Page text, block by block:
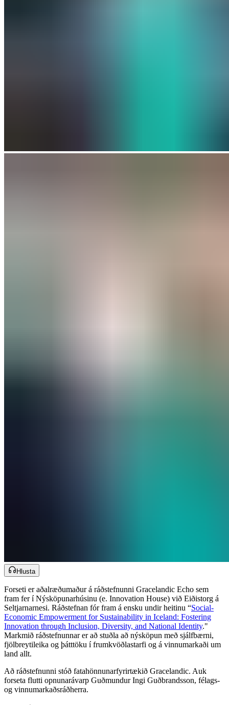
Hlusta
Forseti er aðalræðumaður á ráðstefnunni Gracelandic Echo sem
fram fer í Nýsköpunarhúsinu (e. Innovation House) við Eiðistorg á
Seltjarnarnesi. Ráðstefnan fór fram á ensku undir heitinu “​​​​‌ ‍ ​‍​‍‌‍ ‌ ​‍‌‍‍‌‌‍‌ ‌‍‍‌‌‍ ‍​‍​‍​ ‍‍​‍​‍‌ ​ ‌‍​‌‌‍ ‍‌‍‍‌‌ ‌​‌ ‍‌​‍ ‍‌‍‍‌‌‍ ​‍​‍​‍ ​​‍​‍‌‍‍​‌ ​‍‌‍‌‌‌‍‌‍​‍​‍​ ‍‍​‍​‍‌‍‍​‌ ‌​‌ ‌​‌ ​​‌ ​ ​‍ ​‍ ‌‍‌‍‌‍ ‌ ​‍‌ ​ ‌‍‌‌‌ ‌​‌‍‍‌​‍ ‌‌‍‍‌‌ ​ ‌‍ ​‌‍​‌‌‍ ‍‌‍‌​‌ ​ ​‍ ‍‌ ‌‍‌‍‌‌‌ ​‍‌‍​ ‌‍‌‌‌‍ ​​‍ ‍‌‍​‌‌ ​​‌ ​​​‍ ‌ ​ ‌ ‌​‌ ‌‌‌‍‌​‌‍‍‌‌‍ ​‍ ‌‍‍‌‌‍ ‍‌ ‌​‌‍‌‌‌‍ ‍‌ ‌​​‍ ‌‍‌‌‌‍‌​‌‍‍‌‌ ‌​​‍ ‌‍ ‌‌‍ ‌‍‌​‌‍‌‌​ ‌‌ ​​‌ ​‍‌‍‌‌‌ ​ ‌‍‌‌‌‍ ‍‌ ‌​‌‍​‌‌ ‌​‌‍‍‌‌‍ ‌‍ ‍​ ‍ ‌‍‍‌‌‍‌​​ ‌‌ ‌​‌​ ​‌ ​‌‌​ ‌‌​ ​ ‌ ‌‍ ‌‍‍‌‌‍ ​‌‌‍‌‌ ‍‌‌ ‍‍‌‍‌​‌ ‍‌‌‌​ ‌ ‌ ​ ‌‌‌‍‍‌‌‌‍‌‌‍‍‌‌‍​‌‌‍ ‍​ ‍ ‌ ‌​‌ ‍‌‌ ​​‌‍‌‌​ ‌‌‍ ‍‌‍‌‌‌ ‌ ‌ ​ ​ ‍ ‌ ​​‌‍​‌‌ ‌​‌‍‍​​ ‌‌ ​​‌‍​‌‌‍‌ ‌‍‌‌‌​​‍‌ ‌‌‌‍‍‌‌‍ ​‌‍‌​‌‍‌‌‌ ​‍​‍‌‌​ ‌‌‌​​‍‌‌ ‌‍‍ ‌‍‌‌‌ ‍‌​‍‌‌​ ​ ‌​‌​​‍‌‌​ ​ ‌​‌​​‍‌‌​ ​‍​ ​‍‌ ​‍‌‍‍‌‌‍​ ‌‍‍​‌ ‌​‌‍‌‌‌ ‍​‌ ‌​​‍ ‌‌ ‌ ​ ​‍‌ ‌​​ ​​‌ ‌ ​ ‌‌‌‍‍‍‌ ‍​​ ‌​​‍‌‌​ ​‍​ ​‍​‍‌‌​ ‌‌‌​‌​​‍ ‍‌‍​ ‌‍ ‌‍ ‍‌ ‌​‌‍‌‌‌‍ ‍‌ ‌​​‍‌‌​ ‌‌‌​​‍‌‌ ‌‍‍ ‌‍‌‌‌ ‍‌​‍‌‌​ ​ ‌​‌​​‍‌‌​ ​ ‌​‌​​‍‌‌​ ​‍​ ​‍​ ​​​ ‌‌‌‍‌‍​ ​‌‌‍​‍‌‍​‍​ ‍‌​ ‌‍​ ​‍‌‍​‍​ ‌‍​ ‍‌​‍‌‌​ ​‍​ ​‍​‍‌‌​ ‌‌‌​‌​​‍ ‍‌‍​ ‌‍‍​‌‍‍‌‌‍ ​‌‍‌​‌ ​‍‌‍‌‌‌‍ ‍​‍‌‌​ ‌‌‌​​‍‌‌ ‌‍‍ ‌‍‌‌‌ ‍‌​‍‌‌​ ​ ‌​‌​​‍‌‌​ ​ ‌​‌​​‍‌‌​ ​‍​ ​‍​ ‌‍​ ​‌‌‍​‌​ ​ ​ ​​​ ‍‌​ ‍‌​ ‌‍​ ‍​​ ​‍‌‍​‍‌‍​‌​‍‌‌​ ​‍​ ​‍​‍‌‌​ ‌‌‌​‌​​‍ ‍‌ ‌​‌‍‌‌‌ ‍​‌ ‌​​ ‌‍​‍‌‍​‌‌ ​ ‌‍‌‌‌‌‌‌‌ ​‍‌‍ ​​ ‌‌‍‍​‌ ‌​‌ ‌​‌ ​​‌ ​ ​‍‌‌​ ​‍‌​‌‍​‍‌‌​ ​‍‌​‌‍‌‍‌‍‌‍ ‌ ​‍‌ ​ ‌‍‌‌‌ ‌​‌‍‍‌​‍ ‌‌‍‍‌‌ ​ ‌‍ ​‌‍​‌‌‍ ‍‌‍‌​‌ ​ ​‍ ‍‌ ‌‍‌‍‌‌‌ ​‍‌‍​ ‌‍‌‌‌‍ ​​‍ ‍‌‍​‌‌ ​​‌ ​​​‍‌‌​ ​‍‌​‌‍‌ ​ ‌ ‌​‌ ‌‌‌‍‌​‌‍‍‌‌‍ ​‍‌‍‌‍‍‌‌‍‌​​ ‌‌ ‌​‌​ ​‌ ​‌‌​ ‌‌​ ​ ‌ ‌‍ ‌‍‍‌‌‍ ​‌‌‍‌‌ ‍‌‌ ‍‍‌‍‌​‌ ‍‌‌‌​ ‌ ‌ ​ ‌‌‌‍‍‌‌‌‍‌‌‍‍‌‌‍​‌‌‍ ‍​‍‌‍‌ ‌​‌ ‍‌‌ ​​‌‍‌‌​ ‌‌‍ ‍‌‍‌‌‌ ‌ ‌ ​ ​‍‌‍‌ ​​‌‍​‌‌ ‌​‌‍‍​​ ‌‌ ​​‌‍​‌‌‍‌ ‌‍‌‌‌​​‍‌ ‌‌‌‍‍‌‌‍ ​‌‍‌​‌‍‌‌‌ ​‍​‍‌‌​ ‌‌‌​​‍‌‌ ‌‍‍ ‌‍‌‌‌ ‍‌​‍‌‌​ ​ ‌​‌​​‍‌‌​ ​ ‌​‌​​‍‌‌​ ​‍​ ​‍‌ ​‍‌‍‍‌‌‍​ ‌‍‍​‌ ‌​‌‍‌‌‌ ‍​‌ ‌​​‍ ‌‌ ‌ ​ ​‍‌ ‌​​ ​​‌ ‌ ​ ‌‌‌‍‍‍‌ ‍​​ ‌​​‍‌‌​ ​‍​ ​‍​‍‌‌​ ‌‌‌​‌​​‍ ‍‌‍​ ‌‍ ‌‍ ‍‌ ‌​‌‍‌‌‌‍ ‍‌ ‌​​‍‌‌​ ‌‌‌​​‍‌‌ ‌‍‍ ‌‍‌‌‌ ‍‌​‍‌‌​ ​ ‌​‌​​‍‌‌​ ​ ‌​‌​​‍‌‌​ ​‍​ ​‍​ ​​​ ‌‌‌‍‌‍​ ​‌‌‍​‍‌‍​‍​ ‍‌​ ‌‍​ ​‍‌‍​‍​ ‌‍​ ‍‌​‍‌‌​ ​‍​ ​‍​‍‌‌​ ‌‌‌​‌​​‍ ‍‌‍​ ‌‍‍​‌‍‍‌‌‍ ​‌‍‌​‌ ​‍‌‍‌‌‌‍ ‍​‍‌‌​ ‌‌‌​​‍‌‌ ‌‍‍ ‌‍‌‌‌ ‍‌​‍‌‌​ ​ ‌​‌​​‍‌‌​ ​ ‌​‌​​‍‌‌​ ​‍​ ​‍​ ‌‍​ ​‌‌‍​‌​ ​ ​ ​​​ ‍‌​ ‍‌​ ‌‍​ ‍​​ ​‍‌‍​‍‌‍​‌​‍‌‌​ ​‍​ ​‍​‍‌‌​ ‌‌‌​‌​​‍ ‍‌ ‌​‌‍‌‌‌ ‍​‌ ‌​​‍‌‍‌ ​​‌‍‌‌‌ ​‍‌ ​ ‌ ​​‌‍‌‌‌‍​ ‌ ‌​‌‍‍‌‌ ‌‍‌‍‌‌​ ‌‌ ​​‌ ‌‌‌‍​‍‌‍ ​‌‍‍‌‌ ​ ‌‍‍​‌‍‌‌‌‍‌​​‍​‍‌ ‌Social-
Economic Empowerment for Sustainability in Iceland: Fostering
Innovation through Inclusion, Diversity, and National Identity​​​​‌ ‍ ​‍​‍‌‍ ‌ ​‍‌‍‍‌‌‍‌ ‌‍‍‌‌‍ ‍​‍​‍​ ‍‍​‍​‍‌ ​ ‌‍​‌‌‍ ‍‌‍‍‌‌ ‌​‌ ‍‌​‍ ‍‌‍‍‌‌‍ ​‍​‍​‍ ​​‍​‍‌‍‍​‌ ​‍‌‍‌‌‌‍‌‍​‍​‍​ ‍‍​‍​‍‌‍‍​‌ ‌​‌ ‌​‌ ​​‌ ​ ​‍ ​‍ ‌‍‌‍‌‍ ‌ ​‍‌ ​ ‌‍‌‌‌ ‌​‌‍‍‌​‍ ‌‌‍‍‌‌ ​ ‌‍ ​‌‍​‌‌‍ ‍‌‍‌​‌ ​ ​‍ ‍‌ ‌‍‌‍‌‌‌ ​‍‌‍​ ‌‍‌‌‌‍ ​​‍ ‍‌‍​‌‌ ​​‌ ​​​‍ ‌ ​ ‌ ‌​‌ ‌‌‌‍‌​‌‍‍‌‌‍ ​‍ ‌‍‍‌‌‍ ‍‌ ‌​‌‍‌‌‌‍ ‍‌ ‌​​‍ ‌‍‌‌‌‍‌​‌‍‍‌‌ ‌​​‍ ‌‍ ‌‌‍ ‌‍‌​‌‍‌‌​ ‌‌ ​​‌ ​‍‌‍‌‌‌ ​ ‌‍‌‌‌‍ ‍‌ ‌​‌‍​‌‌ ‌​‌‍‍‌‌‍ ‌‍ ‍​ ‍ ‌‍‍‌‌‍‌​​ ‌‌ ‌​‌​ ​‌ ​‌‌​ ‌‌​ ​ ‌ ‌‍ ‌‍‍‌‌‍ ​‌‌‍‌‌ ‍‌‌ ‍‍‌‍‌​‌ ‍‌‌‌​ ‌ ‌ ​ ‌‌‌‍‍‌‌‌‍‌‌‍‍‌‌‍​‌‌‍ ‍​ ‍ ‌ ‌​‌ ‍‌‌ ​​‌‍‌‌​ ‌‌‍ ‍‌‍‌‌‌ ‌ ‌ ​ ​ ‍ ‌ ​​‌‍​‌‌ ‌​‌‍‍​​ ‌‌ ​​‌‍​‌‌‍‌ ‌‍‌‌‌​​‍‌ ‌‌‌‍‍‌‌‍ ​‌‍‌​‌‍‌‌‌ ​‍​‍‌‌​ ‌‌‌​​‍‌‌ ‌‍‍ ‌‍‌‌‌ ‍‌​‍‌‌​ ​ ‌​‌​​‍‌‌​ ​ ‌​‌​​‍‌‌​ ​‍​ ​‍‌ ​‍‌‍‍‌‌‍​ ‌‍‍​‌ ‌​‌‍‌‌‌ ‍​‌ ‌​​‍ ‌‌ ‌ ​ ​‍‌ ‌​​ ​​‌ ‌ ​ ‌‌‌‍‍‍‌ ‍​​ ‌​​‍‌‌​ ​‍​ ​‍​‍‌‌​ ‌‌‌​‌​​‍ ‍‌‍​ ‌‍ ‌‍ ‍‌ ‌​‌‍‌‌‌‍ ‍‌ ‌​​‍‌‌​ ‌‌‌​​‍‌‌ ‌‍‍ ‌‍‌‌‌ ‍‌​‍‌‌​ ​ ‌​‌​​‍‌‌​ ​ ‌​‌​​‍‌‌​ ​‍​ ​‍​ ​​​ ‌‌‌‍‌‍​ ​‌‌‍​‍‌‍​‍​ ‍‌​ ‌‍​ ​‍‌‍​‍​ ‌‍​ ‍‌​‍‌‌​ ​‍​ ​‍​‍‌‌​ ‌‌‌​‌​​‍ ‍‌‍​ ‌‍‍​‌‍‍‌‌‍ ​‌‍‌​‌ ​‍‌‍‌‌‌‍ ‍​‍‌‌​ ‌‌‌​​‍‌‌ ‌‍‍ ‌‍‌‌‌ ‍‌​‍‌‌​ ​ ‌​‌​​‍‌‌​ ​ ‌​‌​​‍‌‌​ ​‍​ ​‍​ ​ ‌‍​‍​ ‌‍​ ‍‌​ ​‌​ ‍​‌‍‌‌​ ​ ​ ​ ​ ​‍‌‍‌‌​ ‌‍​‍‌‌​ ​‍​ ​‍​‍‌‌​ ‌‌‌​‌​​‍ ‍‌ ‌​‌‍‌‌‌ ‍​‌ ‌​​ ‌‍​‍‌‍​‌‌ ​ ‌‍‌‌‌‌‌‌‌ ​‍‌‍ ​​ ‌‌‍‍​‌ ‌​‌ ‌​‌ ​​‌ ​ ​‍‌‌​ ​‍‌​‌‍​‍‌‌​ ​‍‌​‌‍‌‍‌‍‌‍ ‌ ​‍‌ ​ ‌‍‌‌‌ ‌​‌‍‍‌​‍ ‌‌‍‍‌‌ ​ ‌‍ ​‌‍​‌‌‍ ‍‌‍‌​‌ ​ ​‍ ‍‌ ‌‍‌‍‌‌‌ ​‍‌‍​ ‌‍‌‌‌‍ ​​‍ ‍‌‍​‌‌ ​​‌ ​​​‍‌‌​ ​‍‌​‌‍‌ ​ ‌ ‌​‌ ‌‌‌‍‌​‌‍‍‌‌‍ ​‍‌‍‌‍‍‌‌‍‌​​ ‌‌ ‌​‌​ ​‌ ​‌‌​ ‌‌​ ​ ‌ ‌‍ ‌‍‍‌‌‍ ​‌‌‍‌‌ ‍‌‌ ‍‍‌‍‌​‌ ‍‌‌‌​ ‌ ‌ ​ ‌‌‌‍‍‌‌‌‍‌‌‍‍‌‌‍​‌‌‍ ‍​‍‌‍‌ ‌​‌ ‍‌‌ ​​‌‍‌‌​ ‌‌‍ ‍‌‍‌‌‌ ‌ ‌ ​ ​‍‌‍‌ ​​‌‍​‌‌ ‌​‌‍‍​​ ‌‌ ​​‌‍​‌‌‍‌ ‌‍‌‌‌​​‍‌ ‌‌‌‍‍‌‌‍ ​‌‍‌​‌‍‌‌‌ ​‍​‍‌‌​ ‌‌‌​​‍‌‌ ‌‍‍ ‌‍‌‌‌ ‍‌​‍‌‌​ ​ ‌​‌​​‍‌‌​ ​ ‌​‌​​‍‌‌​ ​‍​ ​‍‌ ​‍‌‍‍‌‌‍​ ‌‍‍​‌ ‌​‌‍‌‌‌ ‍​‌ ‌​​‍ ‌‌ ‌ ​ ​‍‌ ‌​​ ​​‌ ‌ ​ ‌‌‌‍‍‍‌ ‍​​ ‌​​‍‌‌​ ​‍​ ​‍​‍‌‌​ ‌‌‌​‌​​‍ ‍‌‍​ ‌‍ ‌‍ ‍‌ ‌​‌‍‌‌‌‍ ‍‌ ‌​​‍‌‌​ ‌‌‌​​‍‌‌ ‌‍‍ ‌‍‌‌‌ ‍‌​‍‌‌​ ​ ‌​‌​​‍‌‌​ ​ ‌​‌​​‍‌‌​ ​‍​ ​‍​ ​​​ ‌‌‌‍‌‍​ ​‌‌‍​‍‌‍​‍​ ‍‌​ ‌‍​ ​‍‌‍​‍​ ‌‍​ ‍‌​‍‌‌​ ​‍​ ​‍​‍‌‌​ ‌‌‌​‌​​‍ ‍‌‍​ ‌‍‍​‌‍‍‌‌‍ ​‌‍‌​‌ ​‍‌‍‌‌‌‍ ‍​‍‌‌​ ‌‌‌​​‍‌‌ ‌‍‍ ‌‍‌‌‌ ‍‌​‍‌‌​ ​ ‌​‌​​‍‌‌​ ​ ‌​‌​​‍‌‌​ ​‍​ ​‍​ ​ ‌‍​‍​ ‌‍​ ‍‌​ ​‌​ ‍​‌‍‌‌​ ​ ​ ​ ​ ​‍‌‍‌‌​ ‌‍​‍‌‌​ ​‍​ ​‍​‍‌‌​ ‌‌‌​‌​​‍ ‍‌ ‌​‌‍‌‌‌ ‍​‌ ‌​​‍‌‍‌ ​​‌‍‌‌‌ ​‍‌ ​ ‌ ​​‌‍‌‌‌‍​ ‌ ‌​‌‍‍‌‌ ‌‍‌‍‌‌​ ‌‌ ​​‌ ‌‌‌‍​‍‌‍ ​‌‍‍‌‌ ​ ‌‍‍​‌‍‌‌‌‍‌​​‍​‍‌ ‌."
Markmið ráðstefnunnar er að stuðla að nýsköpun með sjálfbærni,
fjölbreytileika og þátttöku í frumkvöðlastarfi og á vinnumarkaði um
land allt.​​​​‌ ‍ ​‍​‍‌‍ ‌ ​‍‌‍‍‌‌‍‌ ‌‍‍‌‌‍ ‍​‍​‍​ ‍‍​‍​‍‌ ​ ‌‍​‌‌‍ ‍‌‍‍‌‌ ‌​‌ ‍‌​‍ ‍‌‍‍‌‌‍ ​‍​‍​‍ ​​‍​‍‌‍‍​‌ ​‍‌‍‌‌‌‍‌‍​‍​‍​ ‍‍​‍​‍‌‍‍​‌ ‌​‌ ‌​‌ ​​‌ ​ ​‍ ​‍ ‌‍‌‍‌‍ ‌ ​‍‌ ​ ‌‍‌‌‌ ‌​‌‍‍‌​‍ ‌‌‍‍‌‌ ​ ‌‍ ​‌‍​‌‌‍ ‍‌‍‌​‌ ​ ​‍ ‍‌ ‌‍‌‍‌‌‌ ​‍‌‍​ ‌‍‌‌‌‍ ​​‍ ‍‌‍​‌‌ ​​‌ ​​​‍ ‌ ​ ‌ ‌​‌ ‌‌‌‍‌​‌‍‍‌‌‍ ​‍ ‌‍‍‌‌‍ ‍‌ ‌​‌‍‌‌‌‍ ‍‌ ‌​​‍ ‌‍‌‌‌‍‌​‌‍‍‌‌ ‌​​‍ ‌‍ ‌‌‍ ‌‍‌​‌‍‌‌​ ‌‌ ​​‌ ​‍‌‍‌‌‌ ​ ‌‍‌‌‌‍ ‍‌ ‌​‌‍​‌‌ ‌​‌‍‍‌‌‍ ‌‍ ‍​ ‍ ‌‍‍‌‌‍‌​​ ‌‌ ‌​‌​ ​‌ ​‌‌​ ‌‌​ ​ ‌ ‌‍ ‌‍‍‌‌‍ ​‌‌‍‌‌ ‍‌‌ ‍‍‌‍‌​‌ ‍‌‌‌​ ‌ ‌ ​ ‌‌‌‍‍‌‌‌‍‌‌‍‍‌‌‍​‌‌‍ ‍​ ‍ ‌ ‌​‌ ‍‌‌ ​​‌‍‌‌​ ‌‌‍ ‍‌‍‌‌‌ ‌ ‌ ​ ​ ‍ ‌ ​​‌‍​‌‌ ‌​‌‍‍​​ ‌‌ ​​‌‍​‌‌‍‌ ‌‍‌‌‌​​‍‌ ‌‌‌‍‍‌‌‍ ​‌‍‌​‌‍‌‌‌ ​‍​‍‌‌​ ‌‌‌​​‍‌‌ ‌‍‍ ‌‍‌‌‌ ‍‌​‍‌‌​ ​ ‌​‌​​‍‌‌​ ​ ‌​‌​​‍‌‌​ ​‍​ ​‍‌ ​‍‌‍‍‌‌‍​ ‌‍‍​‌ ‌​‌‍‌‌‌ ‍​‌ ‌​​‍ ‌‌ ‌ ​ ​‍‌ ‌​​ ​​‌ ‌ ​ ‌‌‌‍‍‍‌ ‍​​ ‌​​‍‌‌​ ​‍​ ​‍​‍‌‌​ ‌‌‌​‌​​‍ ‍‌‍​ ‌‍ ‌‍ ‍‌ ‌​‌‍‌‌‌‍ ‍‌ ‌​​‍‌‌​ ‌‌‌​​‍‌‌ ‌‍‍ ‌‍‌‌‌ ‍‌​‍‌‌​ ​ ‌​‌​​‍‌‌​ ​ ‌​‌​​‍‌‌​ ​‍​ ​‍​ ​​​ ‌‌‌‍‌‍​ ​‌‌‍​‍‌‍​‍​ ‍‌​ ‌‍​ ​‍‌‍​‍​ ‌‍​ ‍‌​‍‌‌​ ​‍​ ​‍​‍‌‌​ ‌‌‌​‌​​‍ ‍‌‍​ ‌‍‍​‌‍‍‌‌‍ ​‌‍‌​‌ ​‍‌‍‌‌‌‍ ‍​‍‌‌​ ‌‌‌​​‍‌‌ ‌‍‍ ‌‍‌‌‌ ‍‌​‍‌‌​ ​ ‌​‌​​‍‌‌​ ​ ‌​‌​​‍‌‌​ ​‍​ ​‍​ ​ ‌‍​‌‌‍‌‌​ ‌ ​ ​ ​ ‌‌​ ​​‌‍‌​​ ​‌‌‍​ ‌‍​‌‌‍​‍​‍‌‌​ ​‍​ ​‍​‍‌‌​ ‌‌‌​‌​​‍ ‍‌ ‌​‌‍‌‌‌ ‍​‌ ‌​​ ‌‍​‍‌‍​‌‌ ​ ‌‍‌‌‌‌‌‌‌ ​‍‌‍ ​​ ‌‌‍‍​‌ ‌​‌ ‌​‌ ​​‌ ​ ​‍‌‌​ ​‍‌​‌‍​‍‌‌​ ​‍‌​‌‍‌‍‌‍‌‍ ‌ ​‍‌ ​ ‌‍‌‌‌ ‌​‌‍‍‌​‍ ‌‌‍‍‌‌ ​ ‌‍ ​‌‍​‌‌‍ ‍‌‍‌​‌ ​ ​‍ ‍‌ ‌‍‌‍‌‌‌ ​‍‌‍​ ‌‍‌‌‌‍ ​​‍ ‍‌‍​‌‌ ​​‌ ​​​‍‌‌​ ​‍‌​‌‍‌ ​ ‌ ‌​‌ ‌‌‌‍‌​‌‍‍‌‌‍ ​‍‌‍‌‍‍‌‌‍‌​​ ‌‌ ‌​‌​ ​‌ ​‌‌​ ‌‌​ ​ ‌ ‌‍ ‌‍‍‌‌‍ ​‌‌‍‌‌ ‍‌‌ ‍‍‌‍‌​‌ ‍‌‌‌​ ‌ ‌ ​ ‌‌‌‍‍‌‌‌‍‌‌‍‍‌‌‍​‌‌‍ ‍​‍‌‍‌ ‌​‌ ‍‌‌ ​​‌‍‌‌​ ‌‌‍ ‍‌‍‌‌‌ ‌ ‌ ​ ​‍‌‍‌ ​​‌‍​‌‌ ‌​‌‍‍​​ ‌‌ ​​‌‍​‌‌‍‌ ‌‍‌‌‌​​‍‌ ‌‌‌‍‍‌‌‍ ​‌‍‌​‌‍‌‌‌ ​‍​‍‌‌​ ‌‌‌​​‍‌‌ ‌‍‍ ‌‍‌‌‌ ‍‌​‍‌‌​ ​ ‌​‌​​‍‌‌​ ​ ‌​‌​​‍‌‌​ ​‍​ ​‍‌ ​‍‌‍‍‌‌‍​ ‌‍‍​‌ ‌​‌‍‌‌‌ ‍​‌ ‌​​‍ ‌‌ ‌ ​ ​‍‌ ‌​​ ​​‌ ‌ ​ ‌‌‌‍‍‍‌ ‍​​ ‌​​‍‌‌​ ​‍​ ​‍​‍‌‌​ ‌‌‌​‌​​‍ ‍‌‍​ ‌‍ ‌‍ ‍‌ ‌​‌‍‌‌‌‍ ‍‌ ‌​​‍‌‌​ ‌‌‌​​‍‌‌ ‌‍‍ ‌‍‌‌‌ ‍‌​‍‌‌​ ​ ‌​‌​​‍‌‌​ ​ ‌​‌​​‍‌‌​ ​‍​ ​‍​ ​​​ ‌‌‌‍‌‍​ ​‌‌‍​‍‌‍​‍​ ‍‌​ ‌‍​ ​‍‌‍​‍​ ‌‍​ ‍‌​‍‌‌​ ​‍​ ​‍​‍‌‌​ ‌‌‌​‌​​‍ ‍‌‍​ ‌‍‍​‌‍‍‌‌‍ ​‌‍‌​‌ ​‍‌‍‌‌‌‍ ‍​‍‌‌​ ‌‌‌​​‍‌‌ ‌‍‍ ‌‍‌‌‌ ‍‌​‍‌‌​ ​ ‌​‌​​‍‌‌​ ​ ‌​‌​​‍‌‌​ ​‍​ ​‍​ ​ ‌‍​‌‌‍‌‌​ ‌ ​ ​ ​ ‌‌​ ​​‌‍‌​​ ​‌‌‍​ ‌‍​‌‌‍​‍​‍‌‌​ ​‍​ ​‍​‍‌‌​ ‌‌‌​‌​​‍ ‍‌ ‌​‌‍‌‌‌ ‍​‌ ‌​​‍‌‍‌ ​​‌‍‌‌‌ ​‍‌ ​ ‌ ​​‌‍‌‌‌‍​ ‌ ‌​‌‍‍‌‌ ‌‍‌‍‌‌​ ‌‌ ​​‌ ‌‌‌‍​‍‌‍ ​‌‍‍‌‌ ​ ‌‍‍​‌‍‌‌‌‍‌​​‍​‍‌ ‌
Að ráðstefnunni stóð fatahönnunarfyrirtækið Gracelandic. Auk
forseta flutti opnunarávarp Guðmundur Ingi Guðbrandsson, félags-
og vinnumarkaðsráðherra.​​​​‌ ‍ ​‍​‍‌‍ ‌ ​‍‌‍‍‌‌‍‌ ‌‍‍‌‌‍ ‍​‍​‍​ ‍‍​‍​‍‌ ​ ‌‍​‌‌‍ ‍‌‍‍‌‌ ‌​‌ ‍‌​‍ ‍‌‍‍‌‌‍ ​‍​‍​‍ ​​‍​‍‌‍‍​‌ ​‍‌‍‌‌‌‍‌‍​‍​‍​ ‍‍​‍​‍‌‍‍​‌ ‌​‌ ‌​‌ ​​‌ ​ ​‍ ​‍ ‌‍‌‍‌‍ ‌ ​‍‌ ​ ‌‍‌‌‌ ‌​‌‍‍‌​‍ ‌‌‍‍‌‌ ​ ‌‍ ​‌‍​‌‌‍ ‍‌‍‌​‌ ​ ​‍ ‍‌ ‌‍‌‍‌‌‌ ​‍‌‍​ ‌‍‌‌‌‍ ​​‍ ‍‌‍​‌‌ ​​‌ ​​​‍ ‌ ​ ‌ ‌​‌ ‌‌‌‍‌​‌‍‍‌‌‍ ​‍ ‌‍‍‌‌‍ ‍‌ ‌​‌‍‌‌‌‍ ‍‌ ‌​​‍ ‌‍‌‌‌‍‌​‌‍‍‌‌ ‌​​‍ ‌‍ ‌‌‍ ‌‍‌​‌‍‌‌​ ‌‌ ​​‌ ​‍‌‍‌‌‌ ​ ‌‍‌‌‌‍ ‍‌ ‌​‌‍​‌‌ ‌​‌‍‍‌‌‍ ‌‍ ‍​ ‍ ‌‍‍‌‌‍‌​​ ‌‌ ‌​‌​ ​‌ ​‌‌​ ‌‌​ ​ ‌ ‌‍ ‌‍‍‌‌‍ ​‌‌‍‌‌ ‍‌‌ ‍‍‌‍‌​‌ ‍‌‌‌​ ‌ ‌ ​ ‌‌‌‍‍‌‌‌‍‌‌‍‍‌‌‍​‌‌‍ ‍​ ‍ ‌ ‌​‌ ‍‌‌ ​​‌‍‌‌​ ‌‌‍ ‍‌‍‌‌‌ ‌ ‌ ​ ​ ‍ ‌ ​​‌‍​‌‌ ‌​‌‍‍​​ ‌‌ ​​‌‍​‌‌‍‌ ‌‍‌‌‌​​‍‌ ‌‌‌‍‍‌‌‍ ​‌‍‌​‌‍‌‌‌ ​‍​‍‌‌​ ‌‌‌​​‍‌‌ ‌‍‍ ‌‍‌‌‌ ‍‌​‍‌‌​ ​ ‌​‌​​‍‌‌​ ​ ‌​‌​​‍‌‌​ ​‍​ ​‍‌ ​‍‌‍‍‌‌‍​ ‌‍‍​‌ ‌​‌‍‌‌‌ ‍​‌ ‌​​‍ ‌‌ ‌ ​ ​‍‌ ‌​​ ​​‌ ‌ ​ ‌‌‌‍‍‍‌ ‍​​ ‌​​‍‌‌​ ​‍​ ​‍​‍‌‌​ ‌‌‌​‌​​‍ ‍‌‍​ ‌‍ ‌‍ ‍‌ ‌​‌‍‌‌‌‍ ‍‌ ‌​​‍‌‌​ ‌‌‌​​‍‌‌ ‌‍‍ ‌‍‌‌‌ ‍‌​‍‌‌​ ​ ‌​‌​​‍‌‌​ ​ ‌​‌​​‍‌‌​ ​‍​ ​‍​ ‌​​ ‌‍​ ​‍​ ​‍​ ‍​​ ‌‍‌‍​ ​ ‌‌‌‍‌‌‌‍​ ​ ​‍‌‍​‍​‍‌‌​ ​‍​ ​‍​‍‌‌​ ‌‌‌​‌​​‍ ‍‌‍​ ‌‍‍​‌‍‍‌‌‍ ​‌‍‌​‌ ​‍‌‍‌‌‌‍ ‍​‍‌‌​ ‌‌‌​​‍‌‌ ‌‍‍ ‌‍‌‌‌ ‍‌​‍‌‌​ ​ ‌​‌​​‍‌‌​ ​ ‌​‌​​‍‌‌​ ​‍​ ​‍‌‍‌​‌‍​ ​ ​ ​ ​​​ ​‌‌‍‌‌‌‍‌‍​ ‌ ‌‍​‌​ ​ ​ ‍‌​ ‌ ​‍‌‌​ ​‍​ ​‍​‍‌‌​ ‌‌‌​‌​​‍ ‍‌ ‌​‌‍‌‌‌ ‍​‌ ‌​​ ‌‍​‍‌‍​‌‌ ​ ‌‍‌‌‌‌‌‌‌ ​‍‌‍ ​​ ‌‌‍‍​‌ ‌​‌ ‌​‌ ​​‌ ​ ​‍‌‌​ ​‍‌​‌‍​‍‌‌​ ​‍‌​‌‍‌‍‌‍‌‍ ‌ ​‍‌ ​ ‌‍‌‌‌ ‌​‌‍‍‌​‍ ‌‌‍‍‌‌ ​ ‌‍ ​‌‍​‌‌‍ ‍‌‍‌​‌ ​ ​‍ ‍‌ ‌‍‌‍‌‌‌ ​‍‌‍​ ‌‍‌‌‌‍ ​​‍ ‍‌‍​‌‌ ​​‌ ​​​‍‌‌​ ​‍‌​‌‍‌ ​ ‌ ‌​‌ ‌‌‌‍‌​‌‍‍‌‌‍ ​‍‌‍‌‍‍‌‌‍‌​​ ‌‌ ‌​‌​ ​‌ ​‌‌​ ‌‌​ ​ ‌ ‌‍ ‌‍‍‌‌‍ ​‌‌‍‌‌ ‍‌‌ ‍‍‌‍‌​‌ ‍‌‌‌​ ‌ ‌ ​ ‌‌‌‍‍‌‌‌‍‌‌‍‍‌‌‍​‌‌‍ ‍​‍‌‍‌ ‌​‌ ‍‌‌ ​​‌‍‌‌​ ‌‌‍ ‍‌‍‌‌‌ ‌ ‌ ​ ​‍‌‍‌ ​​‌‍​‌‌ ‌​‌‍‍​​ ‌‌ ​​‌‍​‌‌‍‌ ‌‍‌‌‌​​‍‌ ‌‌‌‍‍‌‌‍ ​‌‍‌​‌‍‌‌‌ ​‍​‍‌‌​ ‌‌‌​​‍‌‌ ‌‍‍ ‌‍‌‌‌ ‍‌​‍‌‌​ ​ ‌​‌​​‍‌‌​ ​ ‌​‌​​‍‌‌​ ​‍​ ​‍‌ ​‍‌‍‍‌‌‍​ ‌‍‍​‌ ‌​‌‍‌‌‌ ‍​‌ ‌​​‍ ‌‌ ‌ ​ ​‍‌ ‌​​ ​​‌ ‌ ​ ‌‌‌‍‍‍‌ ‍​​ ‌​​‍‌‌​ ​‍​ ​‍​‍‌‌​ ‌‌‌​‌​​‍ ‍‌‍​ ‌‍ ‌‍ ‍‌ ‌​‌‍‌‌‌‍ ‍‌ ‌​​‍‌‌​ ‌‌‌​​‍‌‌ ‌‍‍ ‌‍‌‌‌ ‍‌​‍‌‌​ ​ ‌​‌​​‍‌‌​ ​ ‌​‌​​‍‌‌​ ​‍​ ​‍​ ‌​​ ‌‍​ ​‍​ ​‍​ ‍​​ ‌‍‌‍​ ​ ‌‌‌‍‌‌‌‍​ ​ ​‍‌‍​‍​‍‌‌​ ​‍​ ​‍​‍‌‌​ ‌‌‌​‌​​‍ ‍‌‍​ ‌‍‍​‌‍‍‌‌‍ ​‌‍‌​‌ ​‍‌‍‌‌‌‍ ‍​‍‌‌​ ‌‌‌​​‍‌‌ ‌‍‍ ‌‍‌‌‌ ‍‌​‍‌‌​ ​ ‌​‌​​‍‌‌​ ​ ‌​‌​​‍‌‌​ ​‍​ ​‍‌‍‌​‌‍​ ​ ​ ​ ​​​ ​‌‌‍‌‌‌‍‌‍​ ‌ ‌‍​‌​ ​ ​ ‍‌​ ‌ ​‍‌‌​ ​‍​ ​‍​‍‌‌​ ‌‌‌​‌​​‍ ‍‌ ‌​‌‍‌‌‌ ‍​‌ ‌​​‍‌‍‌ ​​‌‍‌‌‌ ​‍‌ ​ ‌ ​​‌‍‌‌‌‍​ ‌ ‌​‌‍‍‌‌ ‌‍‌‍‌‌​ ‌‌ ​​‌ ‌‌‌‍​‍‌‍ ​‌‍‍‌‌ ​ ‌‍‍​‌‍‌‌‌‍‌​​‍​‍‌ ‌